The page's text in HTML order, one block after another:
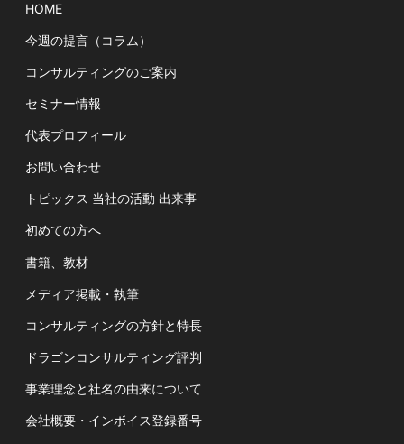
HOME
今週の提言（コラム）
コンサルティングのご案内
セミナー情報
代表プロフィール
お問い合わせ
トピックス 当社の活動 出来事
初めての方へ
書籍、教材
メディア掲載・執筆
コンサルティングの方針と特長
ドラゴンコンサルティング評判
事業理念と社名の由来について
会社概要・インボイス登録番号